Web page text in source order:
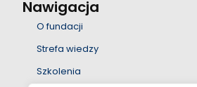
Nawigacja
O fundacji
Strefa wiedzy
Szkolenia